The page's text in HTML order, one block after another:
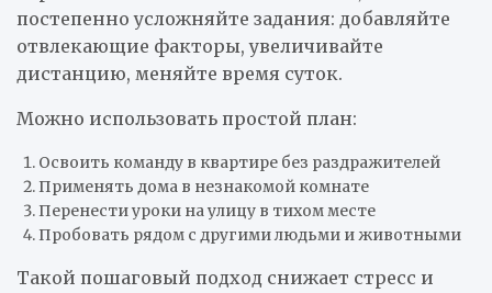
постепенно усложняйте задания: добавляйте
отвлекающие факторы, увеличивайте
дистанцию, меняйте время суток.
Можно использовать простой план:
Освоить команду в квартире без раздражителей
Применять дома в незнакомой комнате
Перенести уроки на улицу в тихом месте
Пробовать рядом с другими людьми и животными
Такой пошаговый подход снижает стресс и